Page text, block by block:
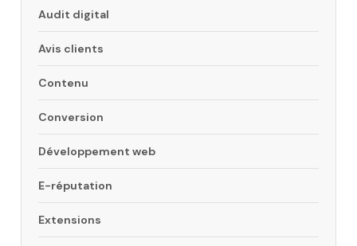
Audit digital
Avis clients
Contenu
Conversion
Développement web
E-réputation
Extensions